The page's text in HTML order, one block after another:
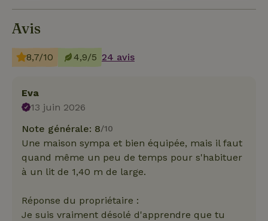
Avis
8,7/10 4,9/5 24 avis
Eva
13 juin 2026
Note générale: 8/10
Une maison sympa et bien équipée, mais il faut
quand même un peu de temps pour s'habituer
à un lit de 1,40 m de large.
Réponse du propriétaire :
Je suis vraiment désolé d'apprendre que tu